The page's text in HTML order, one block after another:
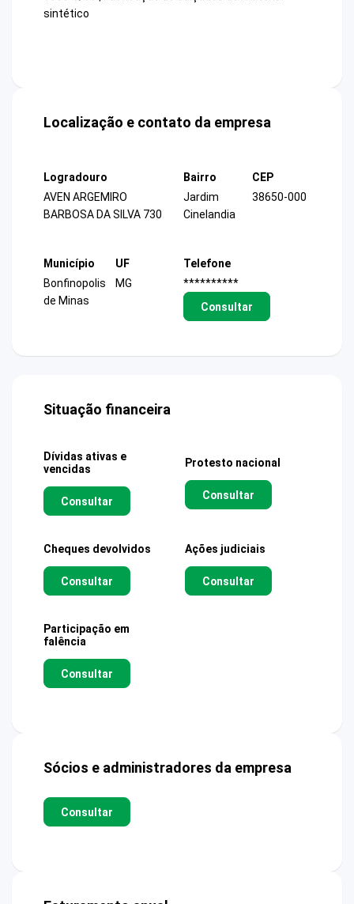
sintético
Localização e contato da empresa
Logradouro
AVEN ARGEMIRO
BARBOSA DA SILVA 730
Bairro
Jardim
Cinelandia
CEP
38650-000
Município
Bonfinopolis
de Minas
UF
MG
Telefone
**********
Consultar
Situação financeira
Dívidas ativas e
vencidas
Consultar
Protesto nacional
Consultar
Cheques devolvidos
Consultar
Ações judiciais
Consultar
Participação em
falência
Consultar
Sócios e administradores da empresa
Consultar